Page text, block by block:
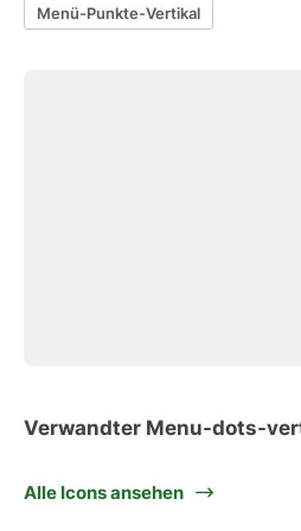
Menü-Punkte-Vertikal
Verwandter Menu-dots-
Alle Icons ansehen